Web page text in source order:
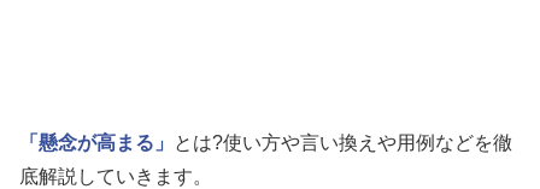
「懸念が高まる」
とは?使い方や言い換えや用例などを徹
底解説していきます。